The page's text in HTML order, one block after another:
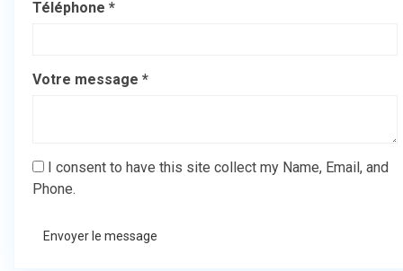
Téléphone *
Votre message *
I consent to have this site collect my Name, Email, and
Phone.
Envoyer le message